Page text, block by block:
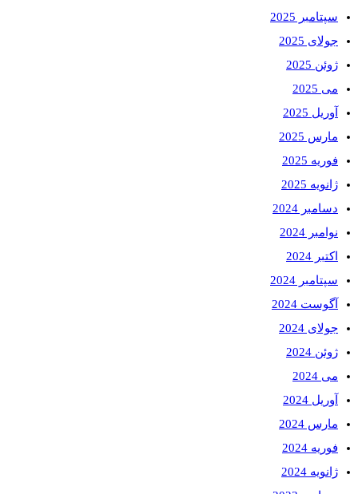
سپتامبر 2025
جولای 2025
ژوئن 2025
می 2025
آوریل 2025
مارس 2025
فوریه 2025
ژانویه 2025
دسامبر 2024
نوامبر 2024
اکتبر 2024
سپتامبر 2024
آگوست 2024
جولای 2024
ژوئن 2024
می 2024
آوریل 2024
مارس 2024
فوریه 2024
ژانویه 2024